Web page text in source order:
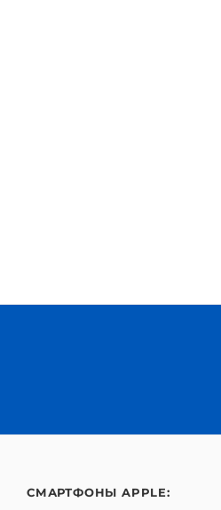
СМАРТФОНЫ APPLE: